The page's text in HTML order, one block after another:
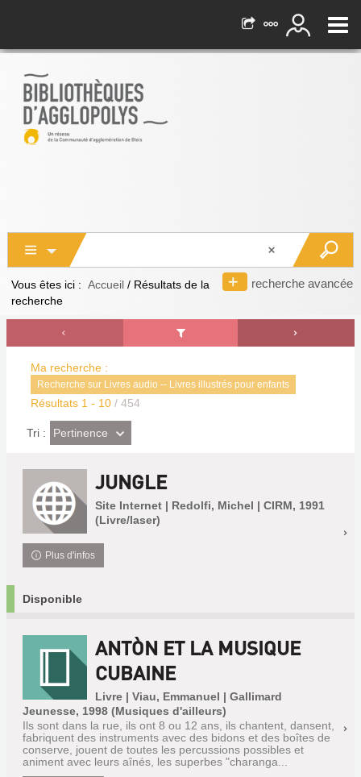
recherche avancée
Vous êtes ici : Accueil / Résultats de la
recherche
Ma recherche :
Recherche sur Livres audio -- Livres illustrés pour enfants
Résultats 1 - 10 / 454
Tri : (Effet
imédiat)
Pertinence
JUNGLE
Site Internet | Redolfi, Michel | CIRM, 1991
(Livre/laser)
Plus d'infos
Disponible
ANTÒN ET LA MUSIQUE
CUBAINE
Livre | Viau, Emmanuel | Gallimard
Jeunesse, 1998 (Musiques d'ailleurs)
Ils sont dans la rue, ils ont 8 ou 12 ans, ils chantent, dansent,
fabriquent des instruments avec des bidons et des boîtes de
conserve, jouent de toutes les percussions possibles et
animent avec leurs aînés, les superbes "charanga...